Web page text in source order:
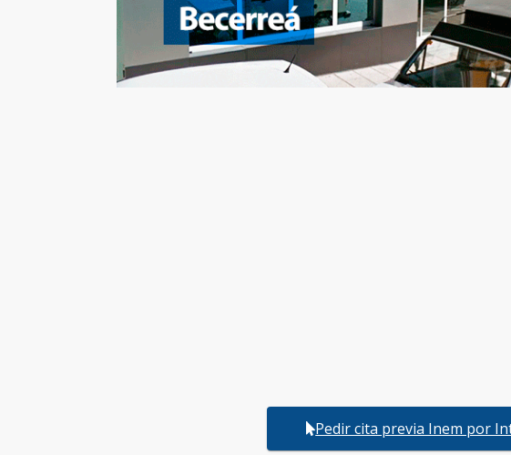
Pedir cita previa Inem por